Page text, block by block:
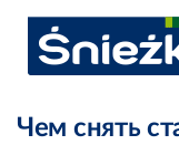
Чем снять